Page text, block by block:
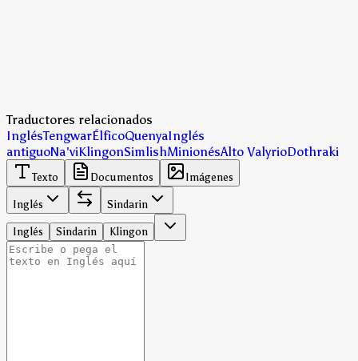
Traductores relacionados
InglésTengwarÉlficoQuenyaInglés
antiguoNa'viKlingonSimlishMinionésAlto ValyrioDothraki
Texto Documentos
Imágenes
Inglés
Sindarin
Inglés
Sindarin Klingon